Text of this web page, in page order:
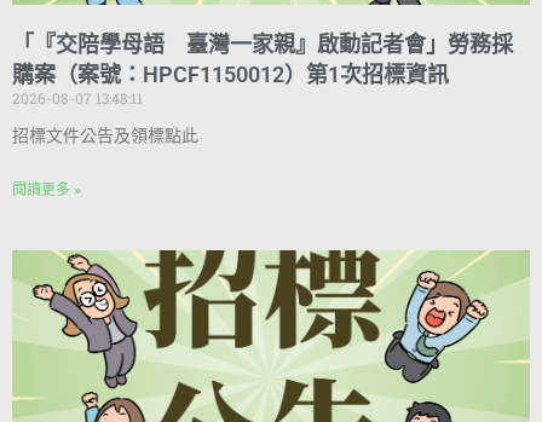
「『交陪學母語 臺灣一家親』啟動記者會」勞務採
購案（案號：HPCF1150012）第1次招標資訊
2026-08-07 13:48:11
招標文件公告及領標點此
閱讀更多 »